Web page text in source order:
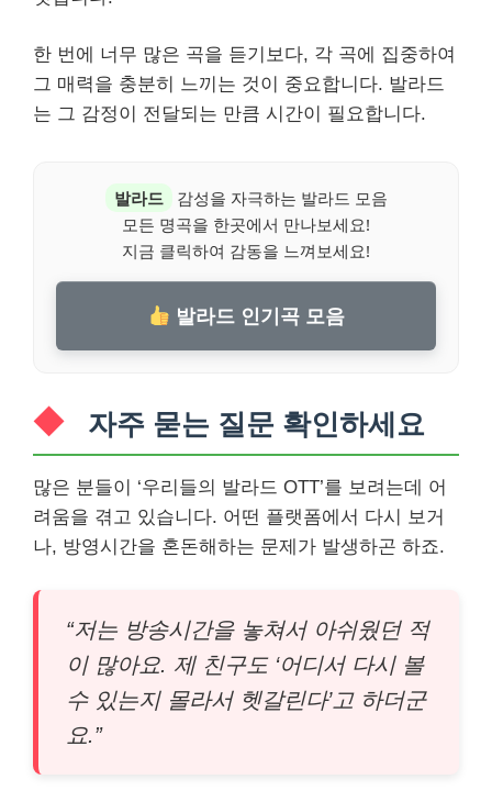
한 번에 너무 많은 곡을 듣기보다, 각 곡에 집중하여
그 매력을 충분히 느끼는 것이 중요합니다. 발라드
는 그 감정이 전달되는 만큼 시간이 필요합니다.
발라드
감성을 자극하는 발라드 모음
모든 명곡을 한곳에서 만나보세요!
지금 클릭하여 감동을 느껴보세요!
발라드 인기곡 모음
자주 묻는 질문 확인하세요
많은 분들이 ‘우리들의 발라드 OTT’를 보려는데 어
려움을 겪고 있습니다. 어떤 플랫폼에서 다시 보거
나, 방영시간을 혼돈해하는 문제가 발생하곤 하죠.
“저는 방송시간을 놓쳐서 아쉬웠던 적
이 많아요. 제 친구도 ‘어디서 다시 볼
수 있는지 몰라서 헷갈린다’고 하더군
요.”